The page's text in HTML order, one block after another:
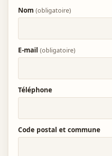
Nom (obligatoire)
E-mail (obligatoire)
Téléphone
Code postal et commune